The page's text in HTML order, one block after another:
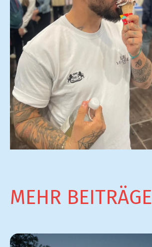
MEHR BEITRÄGE